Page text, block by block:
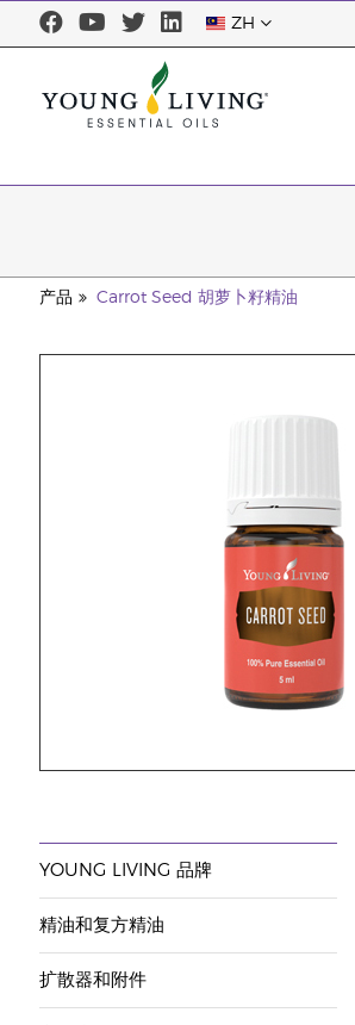
ZH
产品 Carrot Seed 胡萝卜籽精油
YOUNG LIVING 品牌
精油和复方精油
扩散器和附件